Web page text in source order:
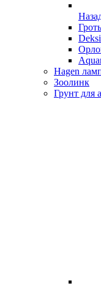
Hagen
Зоолинк
Грунт для